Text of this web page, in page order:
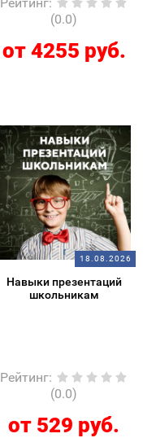
(0.0)
от 4255 руб.
18.08.2026
Навыки презентаций
школьникам
Рейтинг:
(0.0)
от 529 руб.